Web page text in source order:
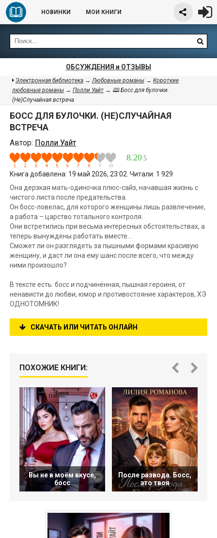
НОВИНКИ МОИ КНИГИ
ОБСУЖДЕНИЯ и ОТЗЫВЫ
Электронная библиотека →Любовные романы → Короткие
любовные романы → Полли Уайт → 🕮 Босс для булочки.
(Не)Случайная встреча
БОСС ДЛЯ БУЛОЧКИ. (НЕ)СЛУЧАЙНАЯ
ВСТРЕЧА
Автор: Полли Уайт
8.20 5
Книга добавлена: 19 май 2026, 23:02. Читали: 1 929
Она дерзкая мать-одиночка плюс-сайз, начавшая жизнь с
чистого листа после предательства.
Он босс-ловелас, для которого женщины лишь развлечение,
а работа – царство тотального контроля.
Они встретились при весьма интересных обстоятельствах, а
теперь вынуждены работать вместе…
Сможет ли он разглядеть за пышными формами красивую
женщину, и даст ли она ему шанс после всего, что между
ними произошло?
В тексте есть: босс и подчинённая, пышная героиня, от
ненависти до любви, юмор и противостояние характеров, ХЭ
ОДНОТОМНИК!
СКАЧАТЬ ИЛИ ЧИТАТЬ ОНЛАЙН
ПОХОЖИЕ КНИГИ:
Вы не в моём вкусе,
босс
После развода. Босс,
это твоя